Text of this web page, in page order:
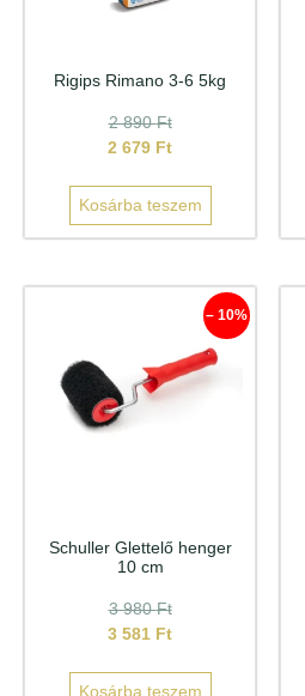
Rigips Rimano 3-6 5kg
2 890Ft
2 679 Ft
Kosárba teszem
– 10%
Schuller Glettelő henger
10 cm
3 980Ft
3 581 Ft
Kosárba teszem